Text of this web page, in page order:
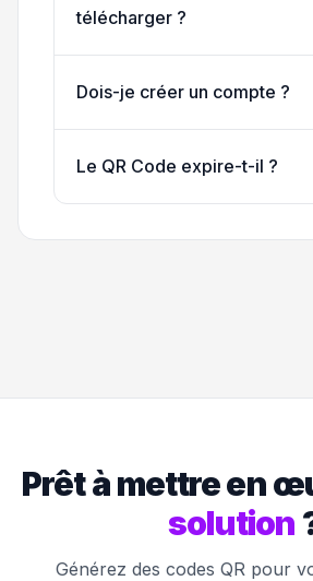
télécharger ?
Dois-je créer un compte ?
Le QR Code expire-t-il ?
Prêt à mettre en
solution
Générez des codes QR pour